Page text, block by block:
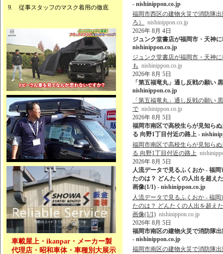
従事スタッフのマスク着用の徹底
車載屋上・ikanpar・メーカー製
代理店・昭和車体・車種別大展示
- nishinippon.co.jp
福岡市西区の建物火災で消防隊
ろ）
nishinippon.co.jp
2026年 8月 4日
ジュンク堂書店が福岡市・天神
nishinippon.co.jp
ジュンク堂書店が福岡市・天神
も nishinippon.co.jp
2026年 8月 5日
「第五福竜丸」通し反戦の願い
nishinippon.co.jp
「第五福竜丸」通し反戦の願い
で nishinippon.co.jp
2026年 8月 5日
福岡市南区で高校生らが見知ら
る 向野1丁目付近の路上 -
福岡市南区で高校生らが見知ら
る 向野1丁目付近の路上
2026年 8月 5日
人流データで見るふくおか - 福
たのは？ どんたくの人出を超え
画像(1/1) - nishinippon.co.jp
人流データで見るふくおか - 福
たのは？ どんたくの人出を超え
画像(1/1) nishinippon.co.jp
2026年 8月 5日
福岡市南区の建物火災で消防隊
- nishinippon.co.jp
福岡市南区の建物火災で消防隊